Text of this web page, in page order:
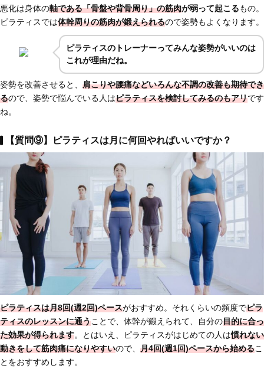
悪化は身体の軸である「骨盤や背骨周り」の筋肉が弱って起こるもの。
ピラティスでは体幹周りの筋肉が鍛えられるので姿勢もよくなります。
ピラティスのトレーナーってみんな姿勢がいいのは
これが理由だね。
姿勢を改善させると、 肩こりや腰痛などいろんな不調の改善も期待でき
るので、姿勢で悩んでいる人はピラティスを検討してみるのもアリです
ね。
【質問⑨】ピラティスは月に何回やればいいですか？
ピラティスは月8回(週2回)ペースがおすすめ。それくらいの頻度でピラ
ティスのレッスンに通うことで、体幹が鍛えられて、自分の目的に合っ
た効果が得られます。とはいえ、ピラティスがはじめての人は慣れない
動きをして筋肉痛になりやすいので、 月4回(週1回)ペースから始めるこ
とをおすすめします。